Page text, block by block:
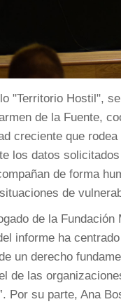
"Territorio Hostil",
de la Fuente,
creciente que
los datos
de forma
de
de la
informe ha
un derecho
de las
Por su parte, Ana